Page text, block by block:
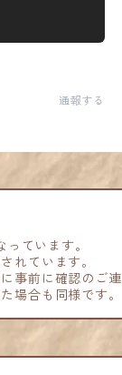
通報する
ています。
れています。
事前に確認のご連
場合も同様です。